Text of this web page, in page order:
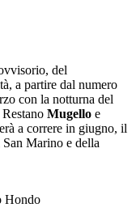
del
a partire dal numero
con la notturna del
Mugello e
a correre in giugno, il
Marino e della
Hondo